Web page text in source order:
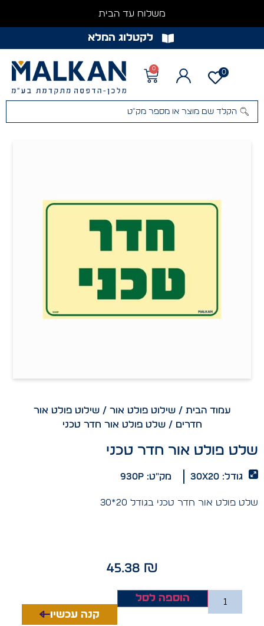
משלוח עד הבית
לקטלוג המלא
0
0
עמוד הבית/ שילוט פולט אור/ שילוט פולט אור
חדרים/ שלט פולט אור חדר טכני
שלט פולט אור חדר טכני
גודל: 30x20 מק"ט: 930p
שלט פולט אור חדר טכני בגודל 20*30
45.38₪
הוספה לסל
קנה עכשיו